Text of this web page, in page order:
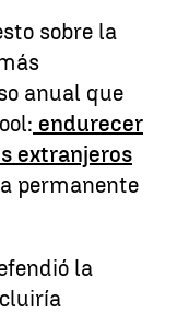
sobre la
anual que
endurecer
extranjeros
permanente
la